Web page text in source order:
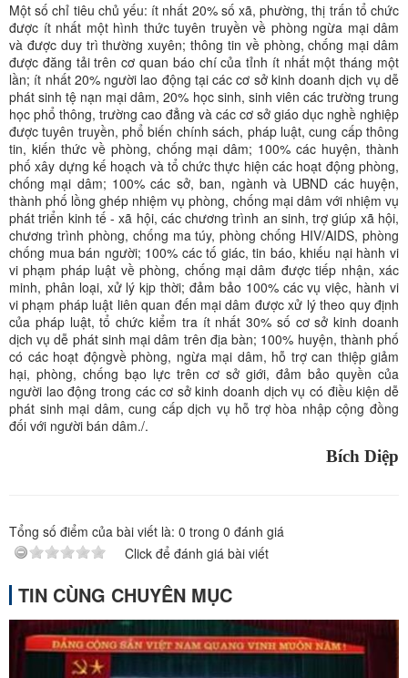
Một số chỉ tiêu chủ yếu: ít nhất 20% số xã, phường, thị trấn tổ chức
được ít nhất một hình thức tuyên truyền về phòng ngừa mại dâm
và được duy trì thường xuyên; thông tin về phòng, chống mại dâm
được đăng tải trên cơ quan báo chí của tỉnh ít nhất một tháng một
lần; ít nhất 20% người lao động tại các cơ sở kinh doanh dịch vụ dễ
phát sinh tệ nạn mại dâm, 20% học sinh, sinh viên các trường trung
học phổ thông, trường cao đẳng và các cơ sở giáo dục nghề nghiệp
được tuyên truyền, phổ biến chính sách, pháp luật, cung cấp thông
tin, kiến thức về phòng, chống mại dâm; 100% các huyện, thành
phố xây dựng kế hoạch và tổ chức thực hiện các hoạt động phòng,
chống mại dâm; 100% các sở, ban, ngành và UBND các huyện,
thành phố lồng ghép nhiệm vụ phòng, chống mại dâm với nhiệm vụ
phát triển kinh tế - xã hội, các chương trình an sinh, trợ giúp xã hội,
chương trình phòng, chống ma túy, phòng chống HIV/AIDS, phòng
chống mua bán người; 100% các tố giác, tin báo, khiếu nại hành vi
vi phạm pháp luật về phòng, chống mại dâm được tiếp nhận, xác
minh, phân loại, xử lý kịp thời; đảm bảo 100% các vụ việc, hành vi
vi phạm pháp luật liên quan đến mại dâm được xử lý theo quy định
của pháp luật, tổ chức kiểm tra ít nhất 30% số cơ sở kinh doanh
dịch vụ dễ phát sinh mại dâm trên địa bàn; 100% huyện, thành phố
có các hoạt độngvề phòng, ngừa mại dâm, hỗ trợ can thiệp giảm
hại, phòng, chống bạo lực trên cơ sở giới, đảm bảo quyền của
người lao động trong các cơ sở kinh doanh dịch vụ có điều kiện dễ
phát sinh mại dâm, cung cấp dịch vụ hỗ trợ hòa nhập cộng đồng
đối với người bán dâm./.
Bích Diệp
Tổng số điểm của bài viết là: 0 trong 0 đánh giá
Click để đánh giá bài viết
TIN CÙNG CHUYÊN MỤC